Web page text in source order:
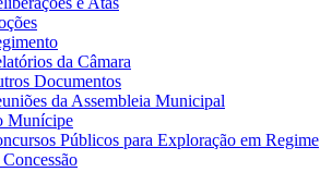
da Câmara
Documentos
da Assembleia Municipal
Munícipe
Públicos para Exploração em Regime
Concessão